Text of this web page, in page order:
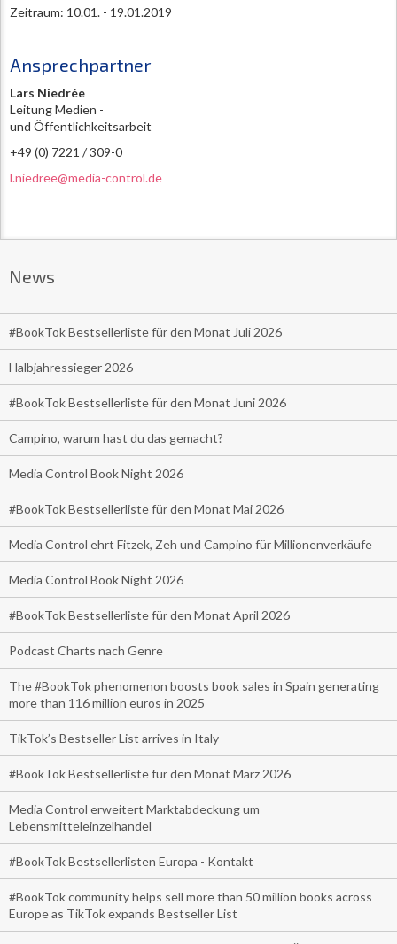
Zeitraum: 10.01. - 19.01.2019
Ansprechpartner
Lars Niedrée
Leitung Medien -
und Öffentlichkeitsarbeit
+49 (0) 7221 / 309-0
l.niedree@media-control.de
News
#BookTok Bestsellerliste für den Monat Juli 2026
Halbjahressieger 2026
#BookTok Bestsellerliste für den Monat Juni 2026
Campino, warum hast du das gemacht?
Media Control Book Night 2026
#BookTok Bestsellerliste für den Monat Mai 2026
Media Control ehrt Fitzek, Zeh und Campino für Millionenverkäufe
Media Control Book Night 2026
#BookTok Bestsellerliste für den Monat April 2026
Podcast Charts nach Genre
The #BookTok phenomenon boosts book sales in Spain generating
more than 116 million euros in 2025
TikTok’s Bestseller List arrives in Italy
#BookTok Bestsellerliste für den Monat März 2026
Media Control erweitert Marktabdeckung um
Lebensmitteleinzelhandel
#BookTok Bestsellerlisten Europa - Kontakt
#BookTok community helps sell more than 50 million books across
Europe as TikTok expands Bestseller List